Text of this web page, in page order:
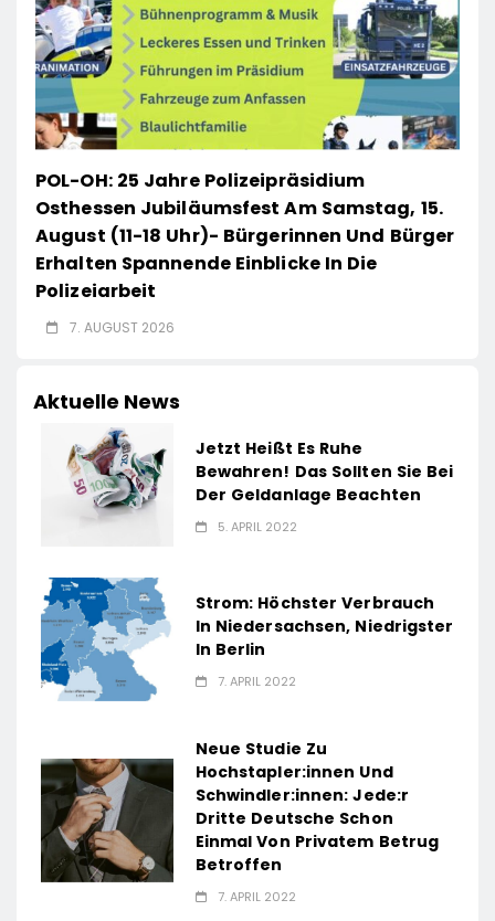
POL-OH: 25 Jahre Polizeipräsidium
Osthessen Jubiläumsfest Am Samstag, 15.
August (11-18 Uhr)- Bürgerinnen Und Bürger
Erhalten Spannende Einblicke In Die
Polizeiarbeit
7. AUGUST 2026
Aktuelle News
Jetzt Heißt Es Ruhe
Bewahren! Das Sollten Sie Bei
Der Geldanlage Beachten
5. APRIL 2022
Strom: Höchster Verbrauch
In Niedersachsen, Niedrigster
In Berlin
7. APRIL 2022
Neue Studie Zu
Hochstapler:innen Und
Schwindler:innen: Jede:r
Dritte Deutsche Schon
Einmal Von Privatem Betrug
Betroffen
7. APRIL 2022